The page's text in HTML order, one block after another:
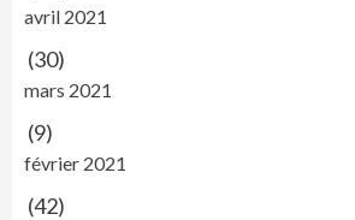
avril 2021
(30)
mars 2021
(9)
février 2021
(42)